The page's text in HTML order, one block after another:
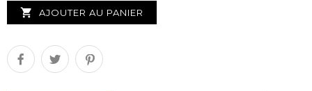
 AJOUTER AU PANIER